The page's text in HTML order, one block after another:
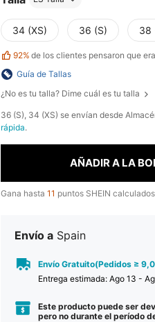
34 (XS) 36 (S) 38
92% de los clientes pensaron que
Guía de Tallas
¿No es tu talla? Dime cuál es tu talla
​36 (S), 34 (XS) se envían desde
rápida.
AÑADIR A LA
Gana hasta 11 puntos SHEIN
Envío a Spain
Envío Gratuito(Pedidos ≥
Entrega estimada: Ago 13 -
Este producto puede ser
pero no durante el período